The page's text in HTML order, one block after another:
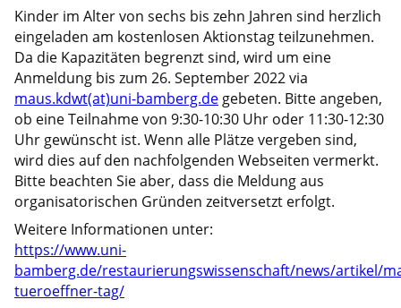
Kinder im Alter von sechs bis zehn Jahren sind herzlich
eingeladen am kostenlosen Aktionstag teilzunehmen.
Da die Kapazitäten begrenzt sind, wird um eine
Anmeldung bis zum 26. September 2022 via
maus.kdwt(at)uni-bamberg.degebeten. Bitte angeben,
ob eine Teilnahme von 9:30-10:30 Uhr oder 11:30-12:30
Uhr gewünscht ist. Wenn alle Plätze vergeben sind,
wird dies auf den nachfolgenden Webseiten vermerkt.
Bitte beachten Sie aber, dass die Meldung aus
organisatorischen Gründen zeitversetzt erfolgt.
Weitere Informationen unter:
https://www.uni-
bamberg.de/restaurierungswissenschaft/news/artikel/
tueroeffner-tag/